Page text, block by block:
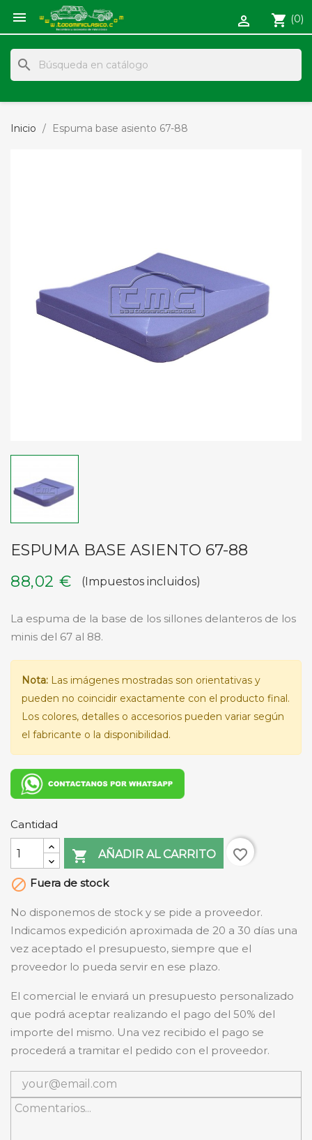
 shopping_cart (0)

search
Inicio Espuma base asiento 67-88
ESPUMA BASE ASIENTO 67-88
88,02 €
(Impuestos incluidos)
La espuma de la base de los sillones delanteros de los
minis del 67 al 88.
Nota: Las imágenes mostradas son orientativas y
pueden no coincidir exactamente con el producto final.
Los colores, detalles o accesorios pueden variar según
el fabricante o la disponibilidad.
Cantidad
 AÑADIR AL CARRITO
favorite_border
 Fuera de stock
No disponemos de stock y se pide a proveedor.
Indicamos expedición aproximada de 20 a 30 días una
vez aceptado el presupuesto, siempre que el
proveedor lo pueda servir en ese plazo.
El comercial le enviará un presupuesto personalizado
que podrá aceptar realizando el pago del 50% del
importe del mismo. Una vez recibido el pago se
procederá a tramitar el pedido con el proveedor.